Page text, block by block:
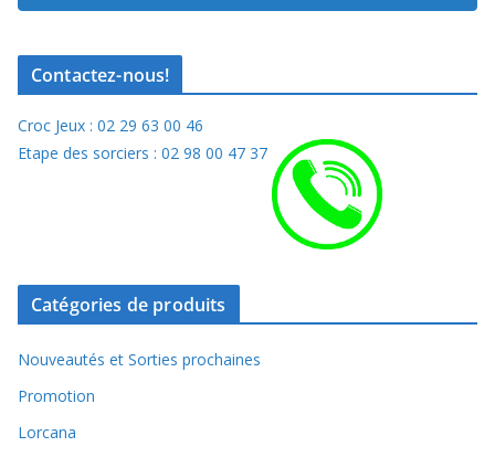
Contactez-nous!
Croc Jeux : 02 29 63 00 46
Etape des sorciers : 02 98 00 47 37
Catégories de produits
Nouveautés et Sorties prochaines
Promotion
Lorcana